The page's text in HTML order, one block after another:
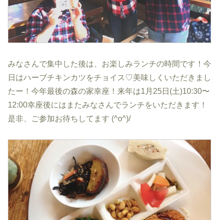
みなさんで集中した後は、お楽しみランチの時間です！今
日はハーブチキンカツをチョイス♡美味しくいただきまし
たー！今年最後の森の家幸座！来年は1月25日(土)10:30〜
12:00幸座後にはまたみなさんでランチをいただきます！
是非、ご参加お待ちしてます (^o^)/